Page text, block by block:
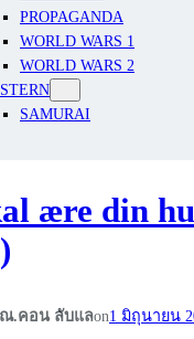
PROPAGANDA
WORLD WARS 1
WORLD WARS 2
SAMURAI
ære din
ณ.คอน ลับแลon1 มิถุนายน